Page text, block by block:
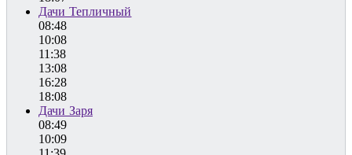
Дачи Тепличный
08:48
10:08
11:38
13:08
16:28
18:08
Дачи Заря
08:49
10:09